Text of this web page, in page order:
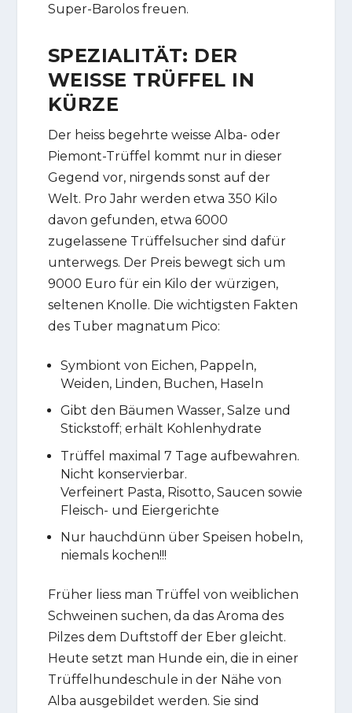
Super-Barolos freuen.
SPEZIALITÄT: DER
WEISSE TRÜFFEL IN
KÜRZE
Der heiss begehrte weisse Alba- oder
Piemont-Trüffel kommt nur in dieser
Gegend vor, nirgends sonst auf der
Welt. Pro Jahr werden etwa 350 Kilo
davon gefunden, etwa 6000
zugelassene Trüffelsucher sind dafür
unterwegs. Der Preis bewegt sich um
9000 Euro für ein Kilo der würzigen,
seltenen Knolle. Die wichtigsten Fakten
des Tuber magnatum Pico:
Symbiont von Eichen, Pappeln,
Weiden, Linden, Buchen, Haseln
Gibt den Bäumen Wasser, Salze und
Stickstoff; erhält Kohlenhydrate
Trüffel maximal 7 Tage aufbewahren.
Nicht konservierbar.
Verfeinert Pasta, Risotto, Saucen sowie
Fleisch- und Eiergerichte
Nur hauchdünn über Speisen hobeln,
niemals kochen!!!
Früher liess man Trüffel von weiblichen
Schweinen suchen, da das Aroma des
Pilzes dem Duftstoff der Eber gleicht.
Heute setzt man Hunde ein, die in einer
Trüffelhundeschule in der Nähe von
Alba ausgebildet werden. Sie sind